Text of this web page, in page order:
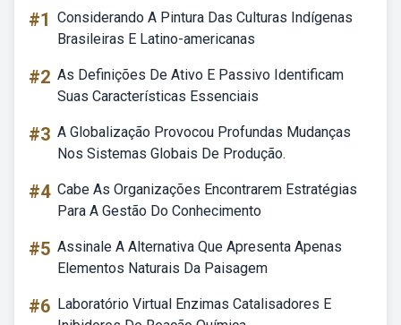
#1 Considerando A Pintura Das Culturas Indígenas
Brasileiras E Latino-americanas
#2 As Definições De Ativo E Passivo Identificam
Suas Características Essenciais
#3 A Globalização Provocou Profundas Mudanças
Nos Sistemas Globais De Produção.
#4 Cabe As Organizações Encontrarem Estratégias
Para A Gestão Do Conhecimento
#5 Assinale A Alternativa Que Apresenta Apenas
Elementos Naturais Da Paisagem
#6 Laboratório Virtual Enzimas Catalisadores E